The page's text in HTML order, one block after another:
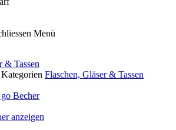
Menü
& Tassen
Flaschen, Gläser & Tassen
Becher
anzeigen